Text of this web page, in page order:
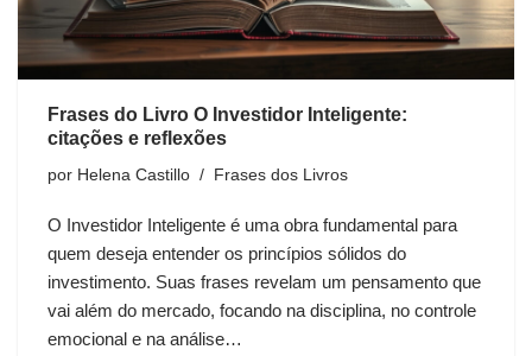
Frases do Livro O Investidor Inteligente:
citações e reflexões
por Helena Castillo Frases dos Livros
O Investidor Inteligente é uma obra fundamental para
quem deseja entender os princípios sólidos do
investimento. Suas frases revelam um pensamento que
vai além do mercado, focando na disciplina, no controle
emocional e na análise…